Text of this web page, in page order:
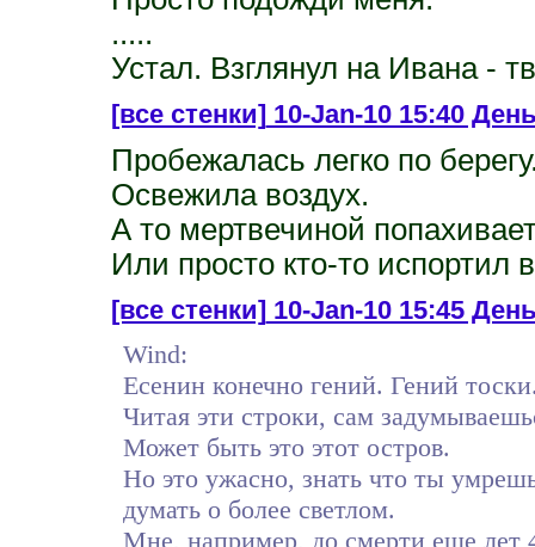
.....
Устал. Взглянул на Ивана -
[все стенки]10-Jan-10 15:40
Пробежалась легко по
Освежила воздух.
А то мертвечиной
Или просто кто-то испортил
[все стенки]10-Jan-10 15:45
Wind:
Есенин конечно гений. Гений
Читая эти строки, сам
Может быть это этот остров.
Но это ужасно, знать что ты
думать о более светлом.
Мне, например, до смерти еще лет